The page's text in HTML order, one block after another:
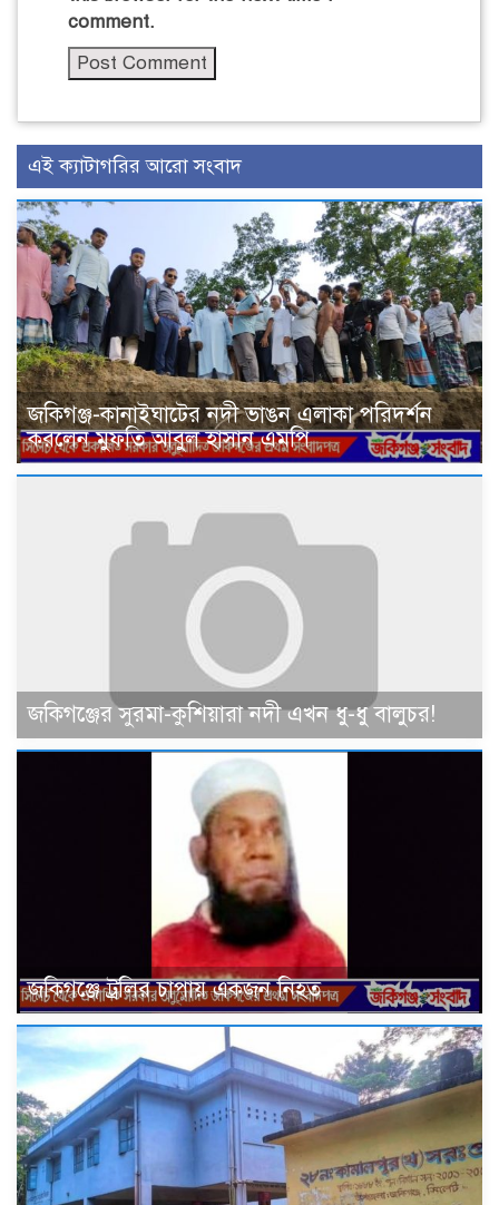
comment.
এই ক্যাটাগরির আরো সংবাদ
জকিগঞ্জ-কানাইঘাটের নদী ভাঙন এলাকা পরিদর্শন
করলেন মুফতি আবুল হাসান এমপি
জকিগঞ্জের সুরমা-কুশিয়ারা নদী এখন ধু-ধু বালুচর!
জকিগঞ্জে ট্রলির চাপায় একজন নিহত